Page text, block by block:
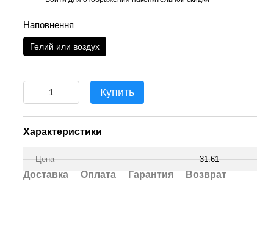
Наповнення
Гелий или воздух
Купить
Характеристики
Цена 31.61
Доставка Оплата Гарантия Возврат